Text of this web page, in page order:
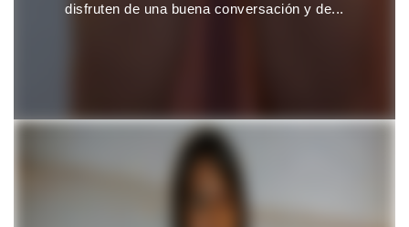
disfruten de una buena conversación y de...